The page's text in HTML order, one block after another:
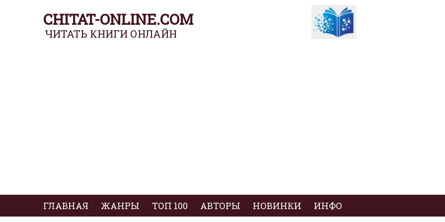
CHITAT-ONLINE.COM
ЧИТАТЬ КНИГИ ОНЛАЙН
ГЛАВНАЯ ЖАНРЫ ТОП 100 АВТОРЫ НОВИНКИ ИНФО